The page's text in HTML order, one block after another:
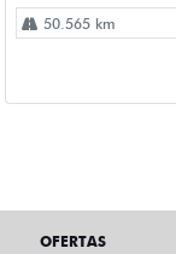
50.565 km
OFERTAS